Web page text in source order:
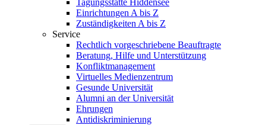
Tagungsstätte Hiddensee
Einrichtungen A bis Z
Zuständigkeiten A bis Z
Service
Rechtlich vorgeschriebene Beauftragte
Beratung, Hilfe und Unterstützung
Konfliktmanagement
Virtuelles Medienzentrum
Gesunde Universität
Alumni an der Universität
Ehrungen
Antidiskriminierung